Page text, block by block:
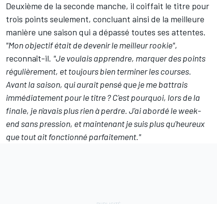
Deuxième de la seconde manche, il coiffait le titre pour
trois points seulement, concluant ainsi de la meilleure
manière une saison qui a dépassé toutes ses attentes.
"Mon objectif était de devenir le meilleur rookie",
reconnaît-il. "Je voulais apprendre, marquer des points
régulièrement, et toujours bien terminer les courses.
Avant la saison, qui aurait pensé que je me battrais
immédiatement pour le titre ? C'est pourquoi, lors de la
finale, je n'avais plus rien à perdre. J'ai abordé le week-
end sans pression, et maintenant je suis plus qu'heureux
que tout ait fonctionné parfaitement."